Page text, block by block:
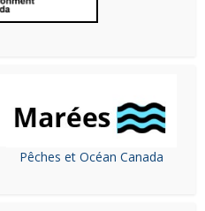
Pêches et Océan Canada